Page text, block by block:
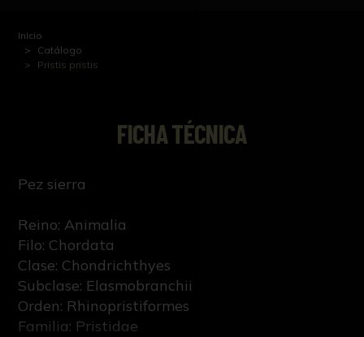
Inicio
Catálogo
Pristis pristis
FICHA TÉCNICA
Pez sierra
Reino: Animalia
Filo: Chordata
Clase: Chondrichthyes
Subclase: Elasmobranchii
Orden: Rhinopristiformes
Familia: Pristidae